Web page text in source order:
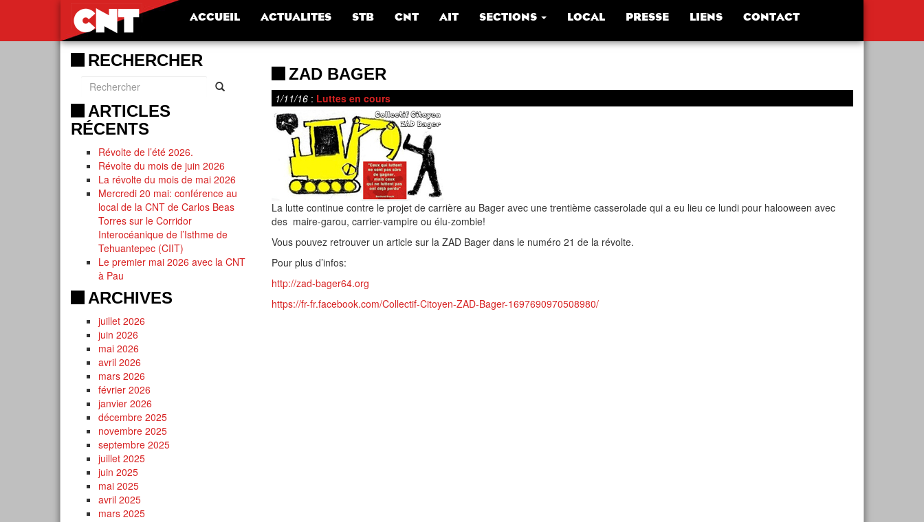
ACCUEIL ACTUALITES STB CNT AIT SECTIONS LOCAL PRESSE LIENS CONTACT
RECHERCHER
ARTICLES
RÉCENTS
Révolte de l’été 2026.
Révolte du mois de juin 2026
La révolte du mois de mai 2026
Mercredi 20 mai: conférence au
local de la CNT de Carlos Beas
Torres sur le Corridor
Interocéanique de l’Isthme de
Tehuantepec (CIIT)
Le premier mai 2026 avec la CNT
à Pau
ARCHIVES
juillet 2026
juin 2026
mai 2026
avril 2026
mars 2026
février 2026
janvier 2026
décembre 2025
novembre 2025
septembre 2025
juillet 2025
juin 2025
mai 2025
avril 2025
mars 2025
ZAD BAGER
1/11/16 : Luttes en cours
La lutte continue contre le projet de carrière au Bager avec une trentième casserolade qui a eu lieu ce lundi pour halooween avec
des maire-garou, carrier-vampire ou élu-zombie!
Vous pouvez retrouver un article sur la ZAD Bager dans le numéro 21 de la révolte.
Pour plus d’infos:
http://zad-bager64.org
https://fr-fr.facebook.com/Collectif-Citoyen-ZAD-Bager-1697690970508980/